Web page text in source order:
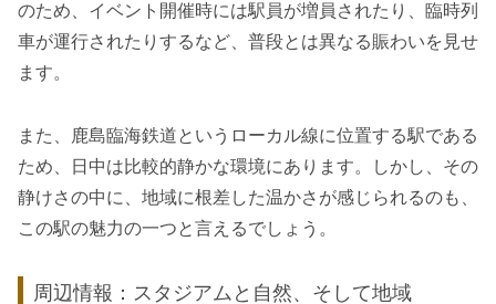
のため、イベント開催時には駅員が増員されたり、臨時列
車が運行されたりするなど、普段とは異なる賑わいを見せ
ます。
また、鹿島臨海鉄道というローカル線に位置する駅である
ため、日中は比較的静かな環境にあります。しかし、その
静けさの中に、地域に根差した温かさが感じられるのも、
この駅の魅力の一つと言えるでしょう。
周辺情報：スタジアムと自然、そして地域